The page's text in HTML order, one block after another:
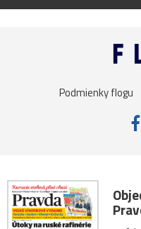
Podmienky flogu